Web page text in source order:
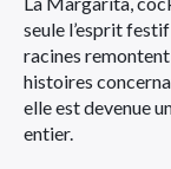
seule l’esprit
racines
histoires
elle est devenue
entier.